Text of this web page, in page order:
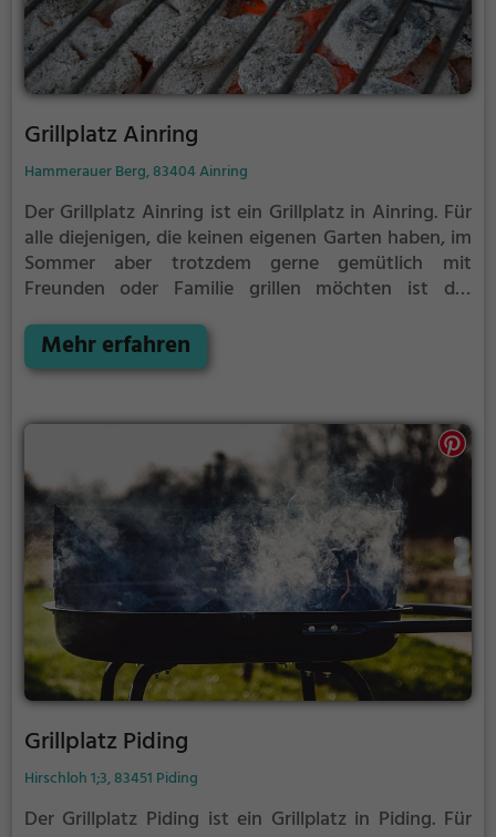
Grillplatz Ainring
Hammerauer Berg, 83404 Ainring
Der Grillplatz Ainring ist ein Grillplatz in Ainring. Für
alle diejenigen, die keinen eigenen Garten haben, im
Sommer aber trotzdem gerne gemütlich mit
Freunden oder Familie grillen möchten ist der
Grillplatzes: keine Nachbarn. Hier kann eine Feier
ruhig auch mal bis spät in die Nacht gehen und
den meisten Fällen unter euch und könnt
Mehr erfahren
Grillplatz Piding
Hirschloh 1;3, 83451 Piding
Der Grillplatz Piding ist ein Grillplatz in Piding. Für